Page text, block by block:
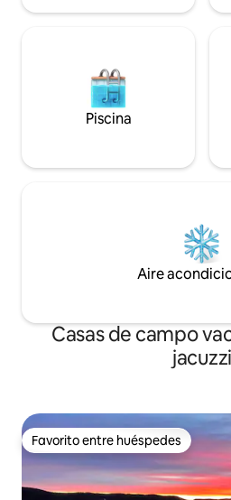
Piscina
Aire
Casas de campo
jacuzzi
Favorito entre huéspedes
Favorito entre huéspedes